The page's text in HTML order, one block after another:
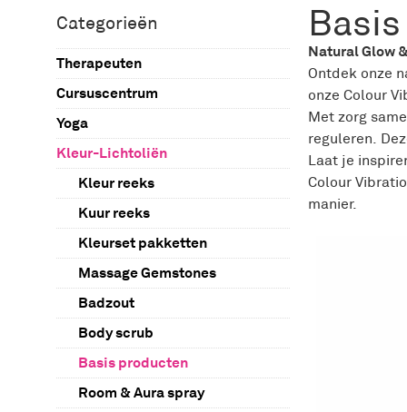
Categorieën
Therapeuten
Cursuscentrum
Kleurenpunctuur
Workshop Kleur-Lichtolie
Zelfstudie Kleur-Licht oliën
Yoga
Kleur-Lichtoliën
Kleur reeks
Kuur reeks
Kleurset pakketten
Massage Gemstones
Badzout
Body scrub
Basis producten
Room & Aura spray
Natural Glow
Ontdek onze
onze Colour
Met zorg
reguleren.
Laat je
Colour
manier.